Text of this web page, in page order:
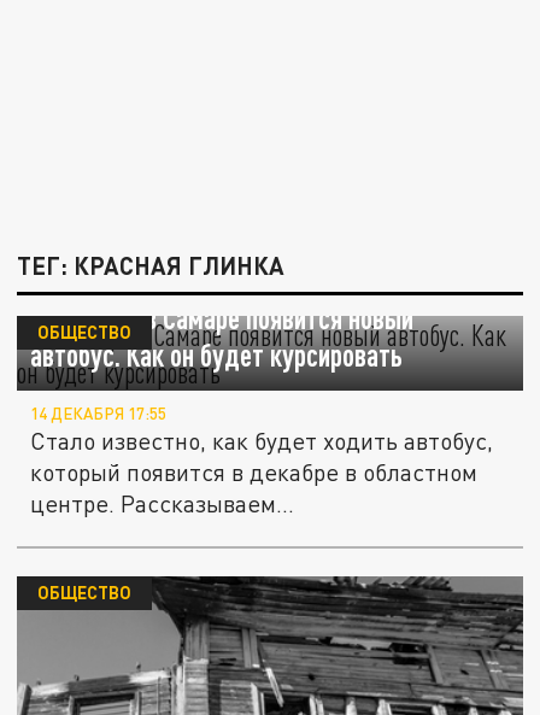
ТЕГ: КРАСНАЯ ГЛИНКА
В декабре в Самаре появится новый
автобус. Как он будет курсировать
ОБЩЕСТВО
14 ДЕКАБРЯ 17:55
Стало известно, как будет ходить автобус,
который появится в декабре в областном
центре. Рассказываем...
ОБЩЕСТВО